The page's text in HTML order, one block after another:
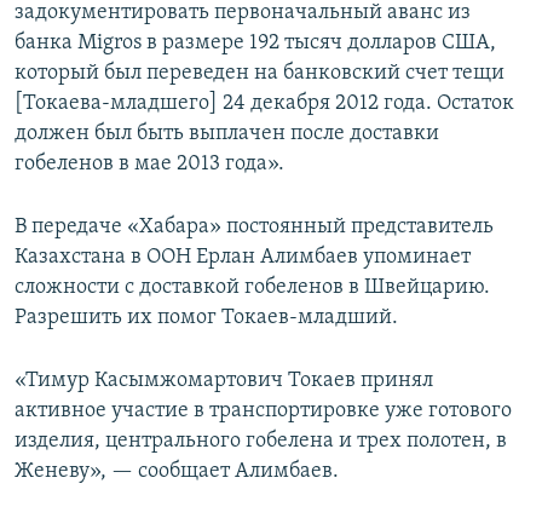
задокументировать первоначальный аванс из
банка Migros в размере 192 тысяч долларов США,
который был переведен на банковский счет тещи
[Токаева-младшего] 24 декабря 2012 года. Остаток
должен был быть выплачен после доставки
гобеленов в мае 2013 года».
В передаче «Хабара» постоянный представитель
Казахстана в ООН Ерлан Алимбаев упоминает
сложности с доставкой гобеленов в Швейцарию.
Разрешить их помог Токаев-младший.
«Тимур Касымжомартович Токаев принял
активное участие в транспортировке уже готового
изделия, центрального гобелена и трех полотен, в
Женеву», — сообщает Алимбаев.